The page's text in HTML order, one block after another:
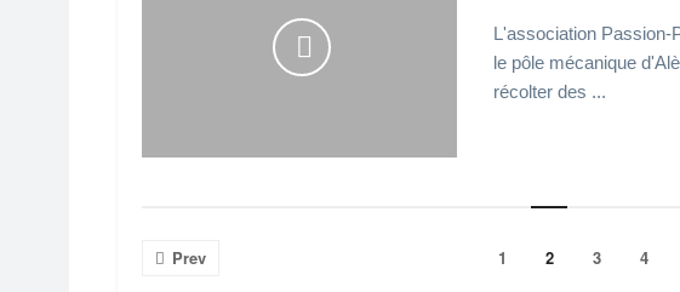
L'association Passion-
le pôle mécanique
récolter des ...
Prev 1 2 3 4